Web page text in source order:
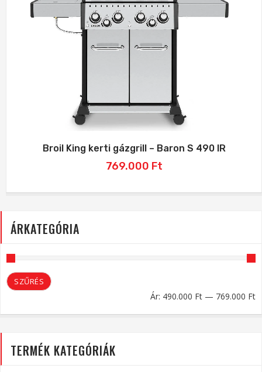
Broil King kerti gázgrill – Baron S 490 IR
769.000 Ft
ÁRKATEGÓRIA
SZŰRÉS
Ár: 490.000 Ft — 769.000 Ft
TERMÉK KATEGÓRIÁK